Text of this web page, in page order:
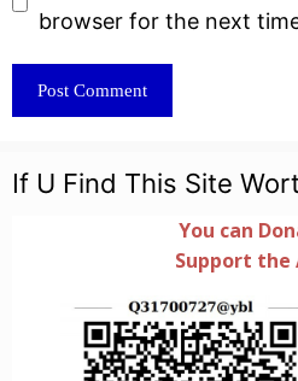
browser for the next
If U Find This Site